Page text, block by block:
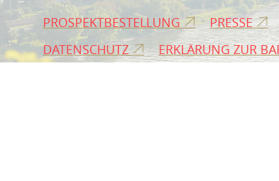
PROSPEKTBESTELLUNG PRESSE
DATENSCHUTZ
ERKLÄRUNG ZUR